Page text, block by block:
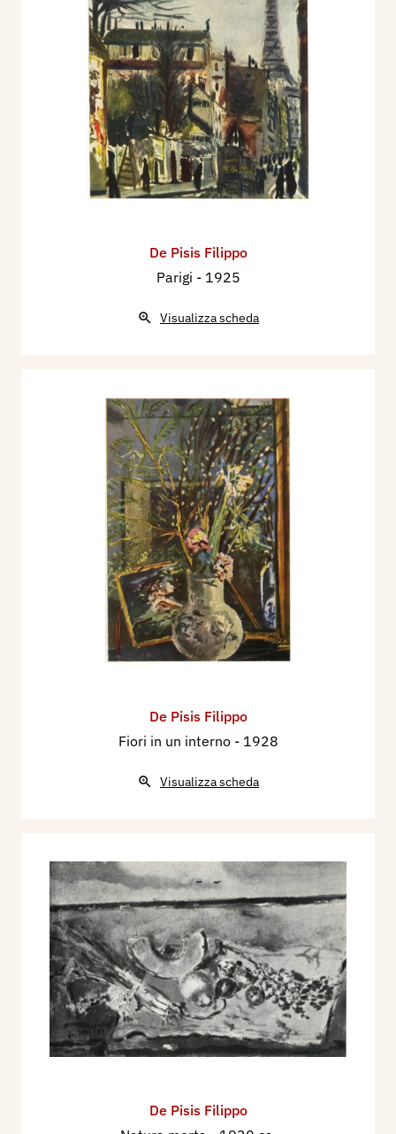
De Pisis Filippo
Parigi - 1925
Visualizza scheda
De Pisis Filippo
Fiori in un interno - 1928
Visualizza scheda
De Pisis Filippo